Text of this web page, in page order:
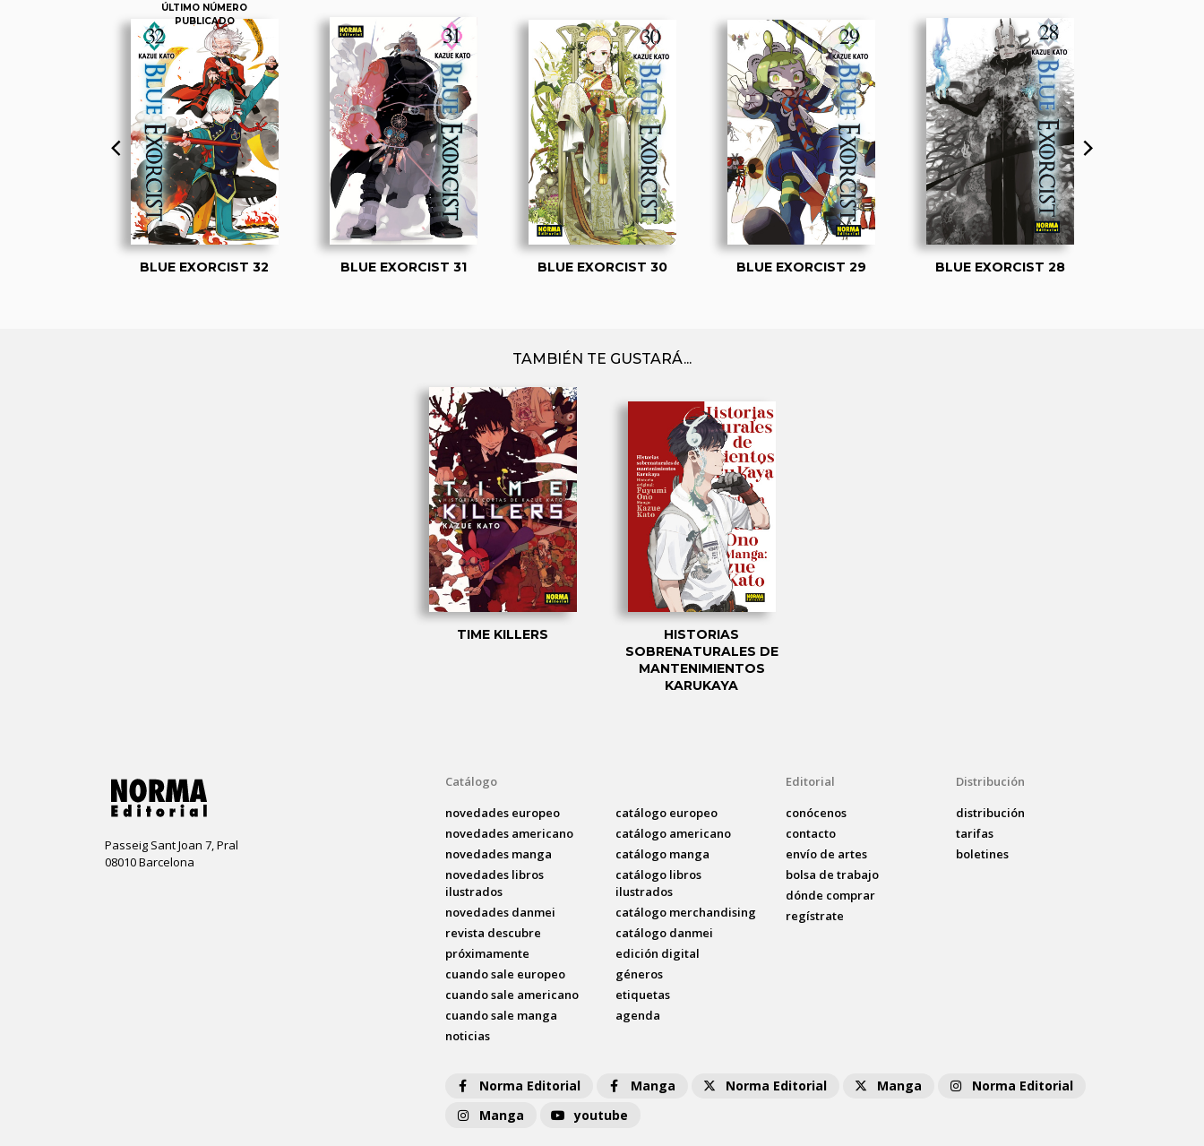
ÚLTIMO NÚMERO
PUBLICADO
BLUE EXORCIST 32 BLUE EXORCIST 31 BLUE EXORCIST 30 BLUE EXORCIST 29 BLUE EXORCIST 28
TAMBIÉN TE GUSTARÁ...
TIME KILLERS
HISTORIAS
SOBRENATURALES DE
MANTENIMIENTOS
KARUKAYA
Passeig Sant Joan 7, Pral
08010 Barcelona
Catálogo
novedades europeo
novedades americano
novedades manga
novedades libros
ilustrados
novedades danmei
revista descubre
próximamente
cuando sale europeo
cuando sale americano
cuando sale manga
noticias
catálogo europeo
catálogo americano
catálogo manga
catálogo libros
ilustrados
catálogo merchandising
catálogo danmei
edición digital
géneros
etiquetas
agenda
Editorial
conócenos
contacto
envío de artes
bolsa de trabajo
dónde comprar
regístrate
Distribución
distribución
tarifas
boletines
Norma Editorial Manga Norma Editorial Manga
Norma Editorial
Manga
youtube